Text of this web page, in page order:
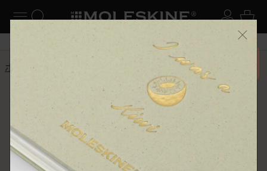
ナビゲーションの切替 ログ
検索 (キーワードなど) カ
6,500円以上のご購入で送料無料 メニ
ーを閉じる
ホーム
Paper products
FSC™ certified